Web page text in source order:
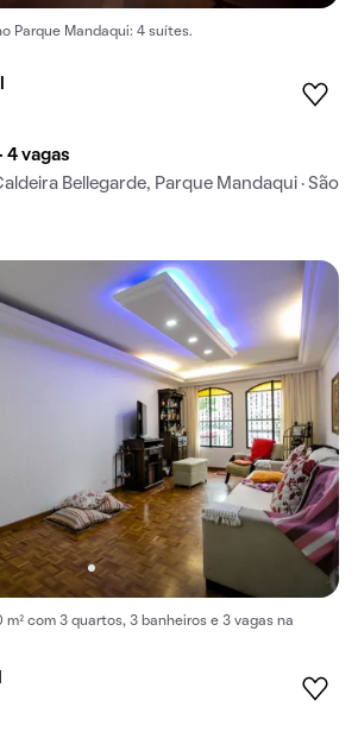
Parque Mandaqui: 4 suítes.
4 vagas
Bellegarde, Parque Mandaqui · São
com 3 quartos, 3 banheiros e 3 vagas na